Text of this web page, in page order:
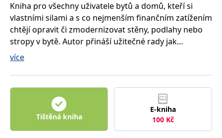
Kniha pro všechny uživatele bytů a domů, kteří si
vlastními silami a s co nejmenším finančním zatížením
chtějí opravit či zmodernizovat stěny, podlahy nebo
stropy v bytě. Autor přináší užitečné rady jak
postupovat při výběru materiálů pro povrchové
povrchy. Nabízí také informace o nových trendových
materiálech a o jejich využití v bytě, ať už jde o nové
typy tzv. 3D tapet v kombinaci s ostatními povrchy,
nové druhy podlahovin, řešení podhledů a další.
více
Tištěná kniha
E-kniha
100 Kč
PHP. Toto je
univerzální
identifikátor
používaný k
udržování
proměnných
relací
náhodně
číslo, jeho
pro daný
web, ale
dobrým